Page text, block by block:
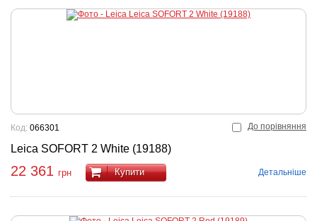
До порівняння
Leica SOFORT 2 White (19188)
Код: 066301
22 361 грн Купити Детальніше